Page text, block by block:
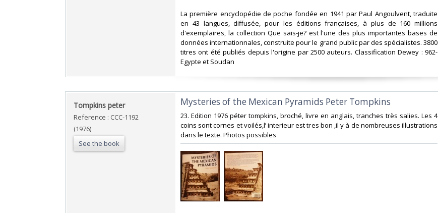
‎La première encyclopédie de poche fondée en 1941 par Paul Angoulvent, traduite
en 43 langues, diffusée, pour les éditions françaises, à plus de 160 millions
d'exemplaires, la collection Que sais-je? est l'une des plus importantes bases de
données internationnales, construite pour le grand public par des spécialistes. 3800
titres ont été publiés depuis l'origine par 2500 auteurs. Classification Dewey : 962-
Egypte et Soudan‎
‎Tompkins peter‎
Reference : CCC-1192
(1976)
See the book
‎Mysteries of the Mexican Pyramids Peter Tompkins‎
‎23. Edition 1976 péter tompkins, broché, livre en anglais, tranches très salies. Les 4
coins sont cornes et voilés,l’ interieur est tres bon ,il y à de nombreuses illustrations
dans le texte. Photos possibles ‎